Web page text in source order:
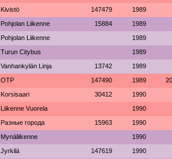
Kivistö 147479 1989
Pohjolan Liikenne 15884 1989
Pohjolan Liikenne 1989
Turun Citybus 1989
Vanhankylän Linja 13742 1989
OTP 147490 1989
Korsisaari 30412 1990
Liikenne Vuorela 1990
Разные города 15963 1990
Mynäliikenne 1990
Jyrkilä 147619 1990